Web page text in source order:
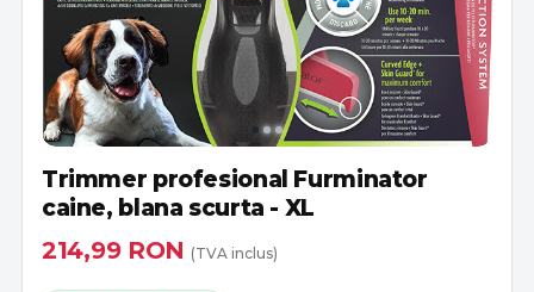
Trimmer profesional Furminator
caine, blana scurta - XL
214,99 RON (TVA inclus)